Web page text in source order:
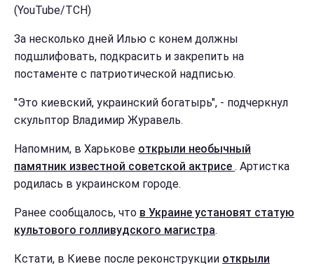
(YouTube/ТСН)
За несколько дней Илью с конем должны
подшлифовать, подкрасить и закрепить на
постаменте с патриотической надписью.
"Это киевский, украинский богатырь", - подчеркнул
скульптор Владимир Журавель.
Напомним, в Харькове открыли необычный
памятник известной советской актрисе . Артистка
родилась в украинском городе.
Ранее сообщалось, что в Украине установят статую
культового голливудского магистра.
Кстати, в Киеве после реконструкции открыли